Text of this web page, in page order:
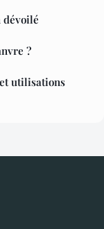
?
utilisations